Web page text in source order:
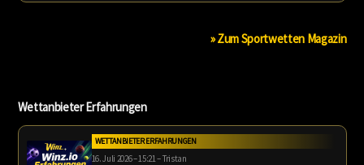
» Zum Sportwetten Magazin
Wettanbieter Erfahrungen
WETTANBIETER ERFAHRUNGEN
16. Juli 2026 – 15:21 – Tristan